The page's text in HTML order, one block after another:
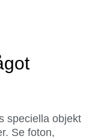
speciella objekt
Se foton,